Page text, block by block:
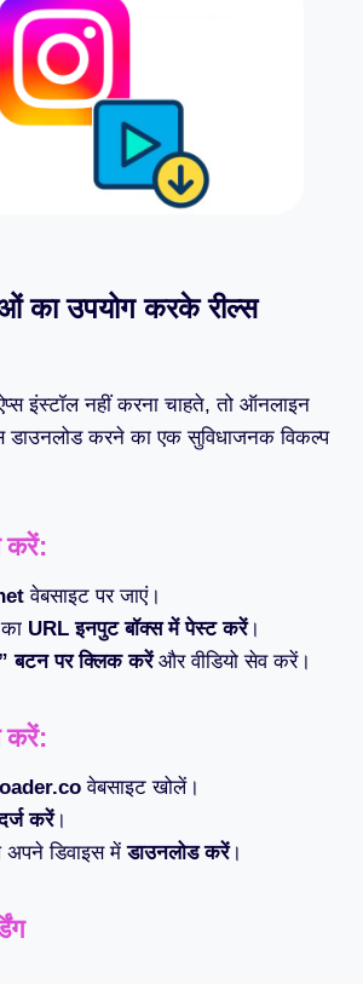
का उपयोग करके रील्स
इंस्टॉल नहीं करना चाहते, तो ऑनलाइन
डाउनलोड करने का एक सुविधाजनक विकल्प
करें:
वेबसाइट पर जाएं।
URL इनपुट बॉक्स में पेस्ट करें।
बटन पर क्लिक करेंऔर वीडियो सेव करें।
करें:
वेबसाइट खोलें।
करें।
अपने डिवाइस मेंडाउनलोड करें।